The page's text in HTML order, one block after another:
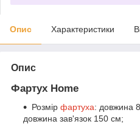
Опис Характеристики
Опис
Фартух Home
Розмір фартуха: довжина
довжина зав'язок 150 см;